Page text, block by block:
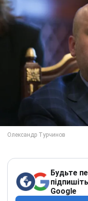
Будьте
Google